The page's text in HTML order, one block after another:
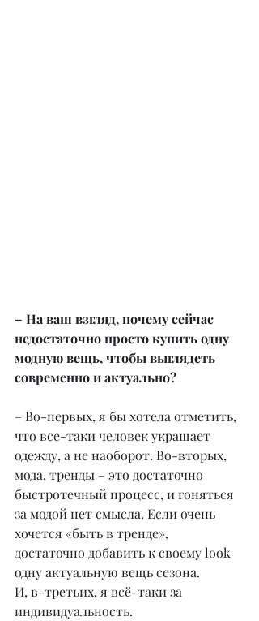
– На ваш взгляд, почему сейчас
недостаточно просто купить одну
модную вещь, чтобы выглядеть
современно и актуально?
– Во-первых, я бы хотела отметить,
что все-таки человек украшает
одежду, а не наоборот. Во-вторых,
мода, тренды – это достаточно
быстротечный процесс, и гоняться
за модой нет смысла. Если очень
хочется «быть в тренде»,
достаточно добавить к своему look
одну актуальную вещь сезона.
И, в-третьих, я всё-таки за
индивидуальность.